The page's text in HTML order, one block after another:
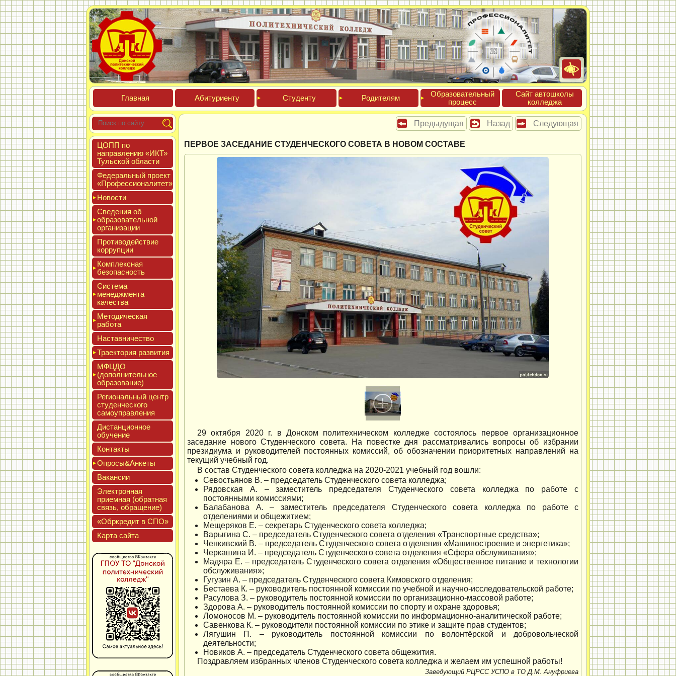
Глав­ная Аби­тури­ен­ту Сту­ден­ту Роди­телям
Обра­зова­тель­ный
про­цесс
Сайт ав­тошко­лы
кол­леджа
ЦОПП по
нап­равле­нию «ИКТ»
Туль­ской об­ласти
Феде­раль­ный про­ект
«Про­фес­си­она­литет»
Новос­ти
Све­дения об
об­ра­зова­тель­ной
ор­га­низа­ции
Про­тиво­дей­ствие
кор­рупции
Ком­плексная
бе­зопас­ность
Сис­те­ма
ме­нед­жмен­та
ка­чес­тва
Мето­дичес­кая
ра­бота
Нас­тавни­чес­тво
Тра­ек­то­рия раз­ви­тия
МФЦДО
(до­пол­ни­тель­ное
об­ра­зова­ние)
Реги­ональ­ный центр
сту­ден­ческо­го
са­мо­уп­равле­ния
Дис­танци­он­ное
обу­чение
Кон­такты
Опро­сы&Анке­ты
Вакан­сии
Элек­трон­ная
при­ем­ная (об­ратная
связь, об­ра­щение)
«Обркре­дит в СПО»
Кар­та сай­та
Предыдущая Назад Следующая
ПЕРВОЕ ЗАСЕДАНИЕ СТУДЕНЧЕСКОГО СОВЕТА В НОВОМ СОСТАВЕ
29 октября 2020 г. в Донском политехническом колледже состоялось первое организационное
заседание нового Студенческого совета. На повестке дня рассматривались вопросы об избрании
президиума и руководителей постоянных комиссий, об обозначении приоритетных направлений на
текущий учебный год.
В состав Студенческого совета колледжа на 2020-2021 учебный год вошли:
Севостьянов В. – председатель Студенческого совета колледжа;
Рядовская А. – заместитель председателя Студенческого совета колледжа по работе с
постоянными комиссиями;
Балабанова А. – заместитель председателя Студенческого совета колледжа по работе с
отделениями и общежитием;
Мещеряков Е. – секретарь Студенческого совета колледжа;
Варыгина С. – председатель Студенческого совета отделения «Транспортные средства»;
Ченкивский В. – председатель Студенческого совета отделения «Машиностроение и энергетика»;
Черкашина И. – председатель Студенческого совета отделения «Сфера обслуживания»;
Мадяра Е. – председатель Студенческого совета отделения «Общественное питание и технологии
обслуживания»;
Гугузин А. – председатель Студенческого совета Кимовского отделения;
Бестаева К. – руководитель постоянной комиссии по учебной и научно-исследовательской работе;
Расулова З. – руководитель постоянной комиссии по организационно-массовой работе;
Здорова А. – руководитель постоянной комиссии по спорту и охране здоровья;
Ломоносов М. – руководитель постоянной комиссии по информационно-аналитической работе;
Савенкова К. – руководители постоянной комиссии по этике и защите прав студентов;
Лягушин П. – руководитель постоянной комиссии по волонтёрской и добровольческой
деятельности;
Новиков А. – председатель Студенческого совета общежития.
Поздравляем избранных членов Студенческого совета колледжа и желаем им успешной работы!
Заведующий РЦРСС УСПО в ТО Д.М. Ануфриева